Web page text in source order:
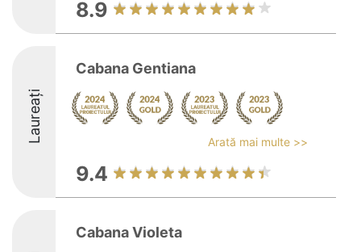
8.9
Laureați
Cabana Gentiana
Arată mai multe >>
9.4
Cabana Violeta